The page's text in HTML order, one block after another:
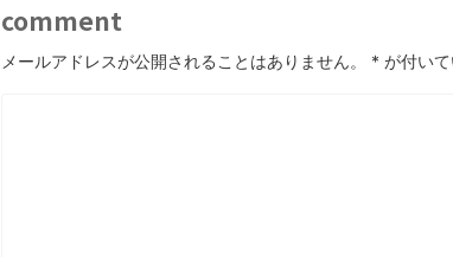
comment
メールアドレスが公開されることはありません。 * が付い